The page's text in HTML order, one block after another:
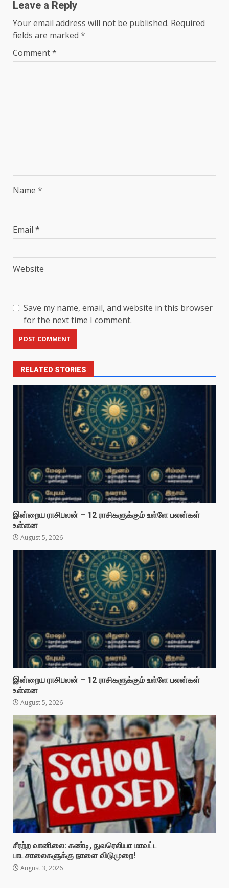
Leave a Reply
Your email address will not be published. Required
fields are marked *
Comment*
Name *
Email *
Website
Save my name, email, and website in this browser
for the next time I comment.
RELATED STORIES
இன்றைய ராசிபலன் – 12 ராசிகளுக்கும் உள்ளே பலன்கள்
உள்ளன
August 5, 2026
இன்றைய ராசிபலன் – 12 ராசிகளுக்கும் உள்ளே பலன்கள்
உள்ளன
August 5, 2026
சீரற்ற வானிலை: கண்டி, நுவரெலியா மாவட்ட
பாடசாலைகளுக்கு நாளை விடுமுறை!
August 3, 2026